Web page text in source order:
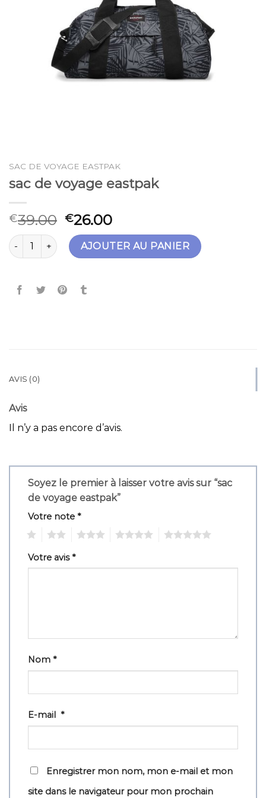
SAC DE VOYAGE EASTPAK
sac de voyage eastpak
€39.00 €26.00
quantité de sac de voyage eastpak
AJOUTER AU PANIER
AVIS (0)
Avis
Il n’y a pas encore d’avis.
Soyez le premier à laisser votre avis sur “sac
de voyage eastpak”
Votre note *
Votre avis*
Nom *
E-mail *
Enregistrer mon nom, mon e-mail et mon
site dans le navigateur pour mon prochain